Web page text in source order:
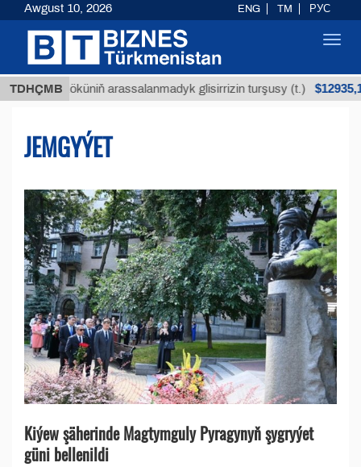
TDHÇMB
köküniň arassalanmadyk glisirrizin turşusy (t.) $12935,18
JEMGYÝET
Kiýew şäherinde Magtymguly Pyragynyň şygryýet
güni bellenildi
Awgust 10, 2026 ENG TM РУС